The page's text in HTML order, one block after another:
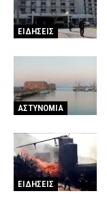
ΕΙΔΗΣΕΙΣ
ΑΣΤΥΝΟΜΙΑ
ΕΙΔΗΣΕΙΣ